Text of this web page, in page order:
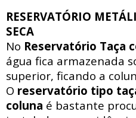
RESERVATÓRIO
SECA
No Reservatório Taça
água fica armazenada
superior, ficando a
O reservatório tipo
coluna é bastante